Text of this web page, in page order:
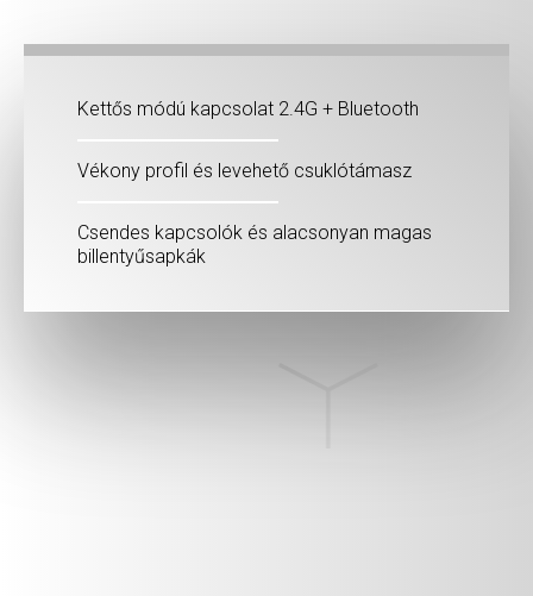
Kettős módú kapcsolat 2.4G + Bluetooth
Vékony profil és levehető csuklótámasz
Csendes kapcsolók és alacsonyan magas
billentyűsapkák